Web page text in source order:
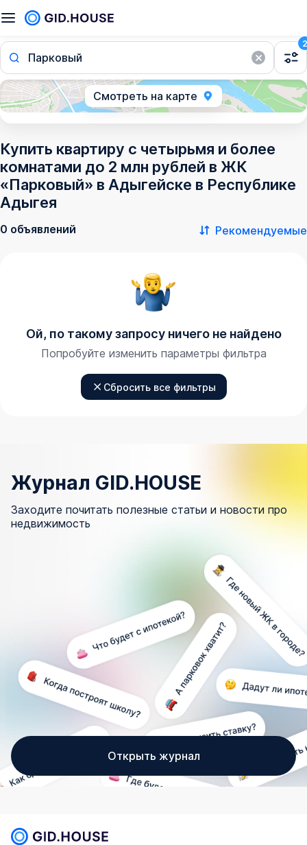
Парковый
2
Смотреть на карте
Купить квартиру с четырьмя и более
комнатами до 2 млн рублей в ЖК
«Парковый» в Адыгейске в Республике
Адыгея
0 объявлений Рекомендуемые
Ой, по такому запросу ничего не найдено
Попробуйте изменить параметры фильтра
Сбросить все фильтры
Журнал GID.HOUSE
Заходите почитать полезные статьи и новости про
недвижимость
Открыть журнал